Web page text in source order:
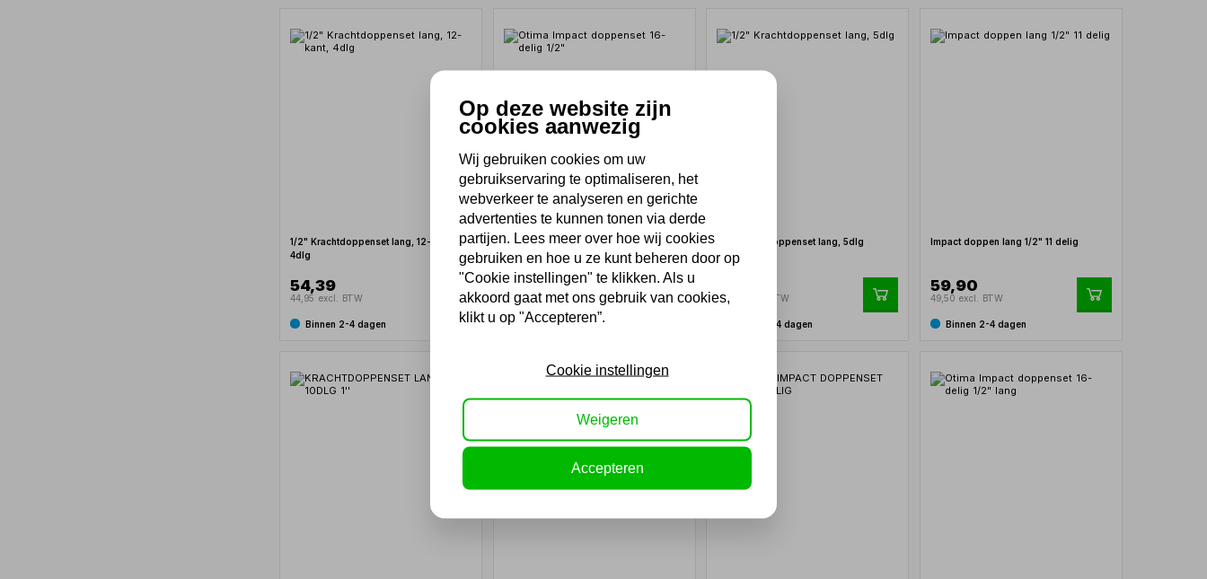
1/2" Krachtdoppenset lang, 12-kant,
4dlg
54,39
44,95 excl. BTW
Binnen 2-4 dagen
Otima Impact doppenset 16-delig 1/2"
54,45
45,00 excl. BTW
Uit voorraad leverbaar
1/2" Krachtdoppenset lang, 5dlg
45,00 excl. BTW
Binnen 2-4 dagen
Impact doppen lang 1/2" 11 delig
59,90
49,50 excl. BTW
Binnen 2-4 dagen
Op deze website zijn
cookies aanwezig
Wij gebruiken cookies om uw
gebruikservaring te optimaliseren, het
webverkeer te analyseren en gerichte
advertenties te kunnen tonen via derde
partijen. Lees meer over hoe wij cookies
gebruiken en hoe u ze kunt beheren door op
"Cookie instellingen" te klikken. Als u
akkoord gaat met ons gebruik van cookies,
klikt u op "Accepteren”.
Cookie instellingen
Weigeren
Accepteren